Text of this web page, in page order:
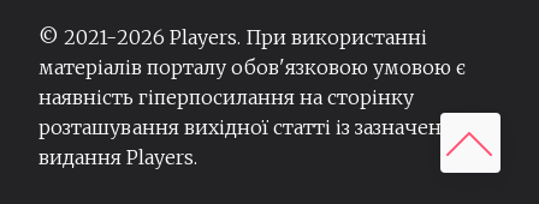
© 2021-2026 Players. При використанні
матеріалів порталу обов'язковою умовою є
наявність гіперпосилання на сторінку
розташування вихідної статті із зазначенням
видання Players.